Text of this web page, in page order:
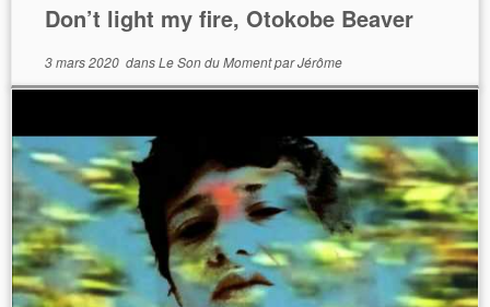
Don’t light my fire, Otokobe Beaver
3 mars 2020dansLe Son du MomentparJérôme